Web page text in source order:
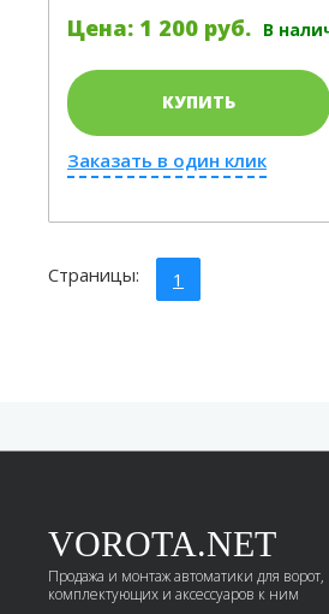
Цена: 1 200 руб. В
КУПИТЬ
Заказать в один клик
Страницы: 1
VOROTA.NET
Продажа и монтаж автоматики для
комплектующих и аксессуаров к ним